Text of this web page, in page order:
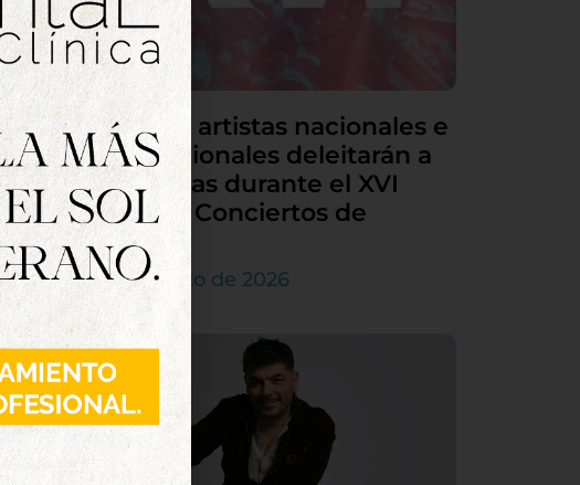
Grandes artistas nacionales e
internacionales deleitarán a
Tordesillas durante el XVI
Ciclo de Conciertos de
Órgano
4 de agosto de 2026